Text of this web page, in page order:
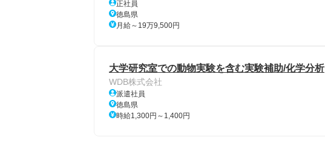
正社員
徳島県
月給～19万9,500円
大学研究室での動物実験を含む実験補助/化学分析
WDB株式会社
派遣社員
徳島県
時給1,300円～1,400円